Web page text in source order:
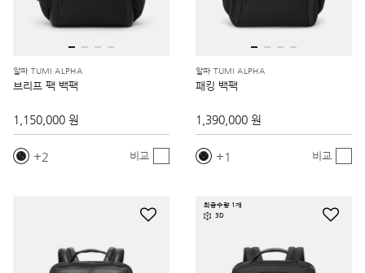
알파 TUMI ALPHA
브리프 팩 백팩
1,150,000 원
2 비교
알파 TUMI ALPHA
패킹 백팩
1,390,000 원
1 비교
최종수량 1개
3D